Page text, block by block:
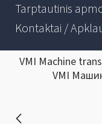
Tarptautinis
Kontaktai /
VMI Machine
VMI